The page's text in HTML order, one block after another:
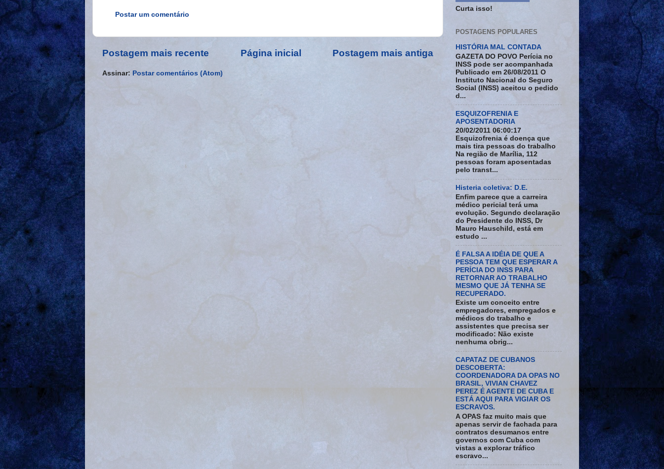
Postar um comentário
Postagem mais recente Postagem mais antiga
Página inicial
Assinar: Postar comentários (Atom)
Curta isso!
POSTAGENS POPULARES
HISTÓRIA MAL CONTADA
GAZETA DO POVO Perícia no
INSS pode ser acompanhada
Publicado em 26/08/2011 O
Instituto Nacional do Seguro
Social (INSS) aceitou o pedido
d...
ESQUIZOFRENIA E
APOSENTADORIA
20/02/2011 06:00:17
Esquizofrenia é doença que
mais tira pessoas do trabalho
Na região de Marília, 112
pessoas foram aposentadas
pelo transt...
Histeria coletiva: D.E.
Enfim parece que a carreira
médico pericial terá uma
evolução. Segundo declaração
do Presidente do INSS, Dr
Mauro Hauschild, está em
estudo ...
É FALSA A IDÉIA DE QUE A
PESSOA TEM QUE ESPERAR A
PERÍCIA DO INSS PARA
RETORNAR AO TRABALHO
MESMO QUE JÁ TENHA SE
RECUPERADO.
Existe um conceito entre
empregadores, empregados e
médicos do trabalho e
assistentes que precisa ser
modificado: Não existe
nenhuma obrig...
CAPATAZ DE CUBANOS
DESCOBERTA:
COORDENADORA DA OPAS NO
BRASIL, VIVIAN CHAVEZ
PEREZ É AGENTE DE CUBA E
ESTÁ AQUI PARA VIGIAR OS
ESCRAVOS.
A OPAS faz muito mais que
apenas servir de fachada para
contratos desumanos entre
governos com Cuba com
vistas a explorar tráfico
escravo...